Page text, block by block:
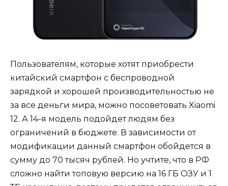
Пользователям, которые хотят приобрести
китайский смартфон с беспроводной
зарядкой и хорошей производительностью не
за все деньги мира, можно посоветовать Xiaomi
12. А 14-я модель подойдет людям без
ограничений в бюджете. В зависимости от
модификации данный смартфон обойдется в
сумму до 70 тысяч рублей. Но учтите, что в РФ
сложно найти топовую версию на 16 ГБ ОЗУ и 1